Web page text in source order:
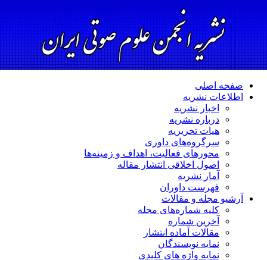
صفحه اصلی
اطلاعات نشریه
اخبار نشریه
درباره نشریه
هیات تحریریه
سرگروه‌های داوری
محورهای فعالیت، اهداف و زمینه‌ها
اصول اخلاقی انتشار مقاله
آمار نشریه
فهرست داوران
آرشیو مجله و مقالات
کلیه شماره‌های مجله
آخرین شماره
مقالات آماده انتشار
نمایه نویسندگان
نمایه واژه های کلیدی